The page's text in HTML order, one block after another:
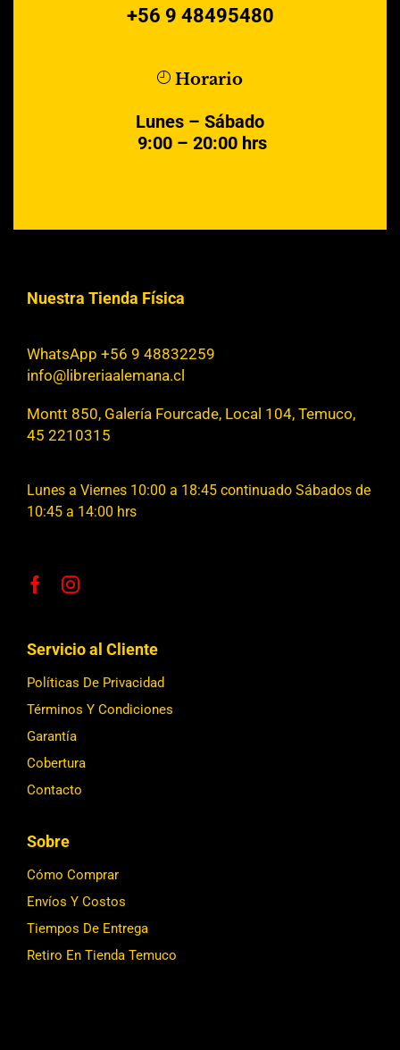
+56 9 48495480
Horario
Lunes – Sábado
9:00 – 20:00 hrs
Nuestra Tienda Física
WhatsApp +56 9 48832259
info@libreriaalemana.cl
Montt 850, Galería Fourcade, Local 104, Temuco,
45 2210315
Lunes a Viernes 10:00 a 18:45 continuado Sábados de
10:45 a 14:00 hrs
Servicio al Cliente
Políticas De Privacidad
Términos Y Condiciones
Garantía
Cobertura
Contacto
Sobre
Cómo Comprar
Envíos Y Costos
Tiempos De Entrega
Retiro En Tienda Temuco